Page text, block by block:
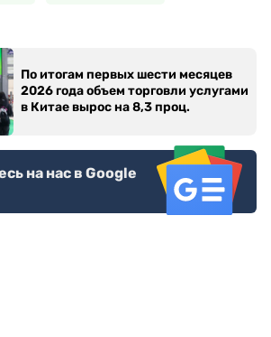
По итогам первых шести месяцев
2026 года объем торговли услугами
в Китае вырос на 8,3 проц.
на нас в Google